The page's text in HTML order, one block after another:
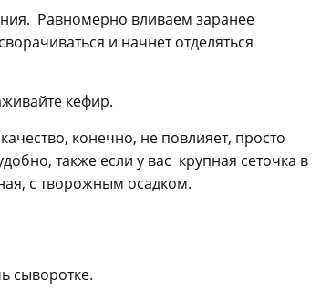
Равномерно вливаем заранее
и начнет отделяться
кефир.
конечно, не повлияет, просто
также если у вас крупная сеточка в
с творожным осадком.
сыворотке.